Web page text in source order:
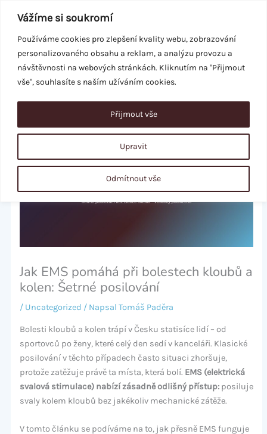
Vážíme si soukromí
Používáme cookies pro zlepšení kvality webu, zobrazování
personalizovaného obsahu a reklam, a analýzu provozu a
návštěvnosti na webových stránkách. Kliknutím na "Přijmout
vše", souhlasíte s naším užíváním cookies.
Upravit
Odmítnout vše
Přijmout vše
obsah
REZERVACE
Jak EMS pomáhá při bolestech kloubů a
kolen: Šetrné posilování
/ Uncategorized / Napsal Tomáš Paděra
Bolesti kloubů a kolen trápí v Česku statisíce lidí – od
sportovců po ženy, které celý den sedí v kanceláři. Klasické
posilování v těchto případech často situaci zhoršuje,
protože zatěžuje právě ta místa, která bolí. EMS (elektrická
svalová stimulace) nabízí zásadně odlišný přístup:posiluje
svaly kolem kloubů bez jakékoliv mechanické zátěže.
V tomto článku se podíváme na to, jak přesně EMS funguje